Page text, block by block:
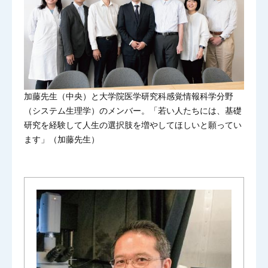
加藤先生（中央）と大学院医学研究科感覚情報科学分野
（システム生理学）のメンバー。「若い人たちには、基礎
研究を経験して人生の選択肢を増やしてほしいと願ってい
ます」（加藤先生）